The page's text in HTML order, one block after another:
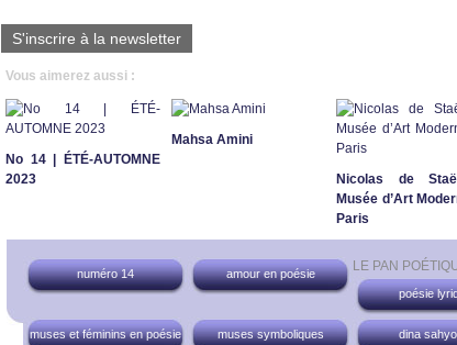
S'inscrire à la newsletter
Vous aimerez aussi :
No 14 | ÉTÉ-AUTOMNE
2023
Mahsa Amini
Nicolas de
Musée d’Art
Paris
LE PAN
numéro 14
amour en poésie
poésie
muses et féminins en poésie muses symboliques dina